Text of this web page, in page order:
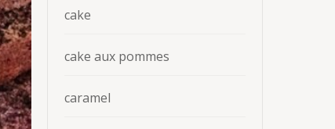
cake
cake aux pommes
caramel